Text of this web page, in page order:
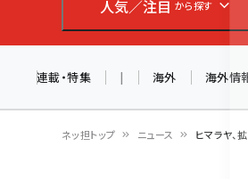
人気／注目 から探す
連載・特集 | 海外 海外情
ネッ担トップ ニュース ヒマラヤ、